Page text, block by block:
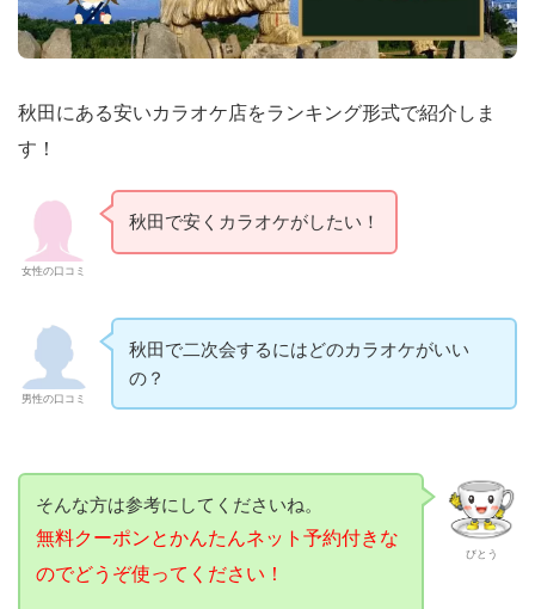
秋田にある安いカラオケ店をランキング形式で紹介しま
す！
女性の口コミ
秋田で安くカラオケがしたい！
男性の口コミ
秋田で二次会するにはどのカラオケがいい
の？
びとう
そんな方は参考にしてくださいね。
無料クーポンとかんたんネット予約付きな
のでどうぞ使ってください！